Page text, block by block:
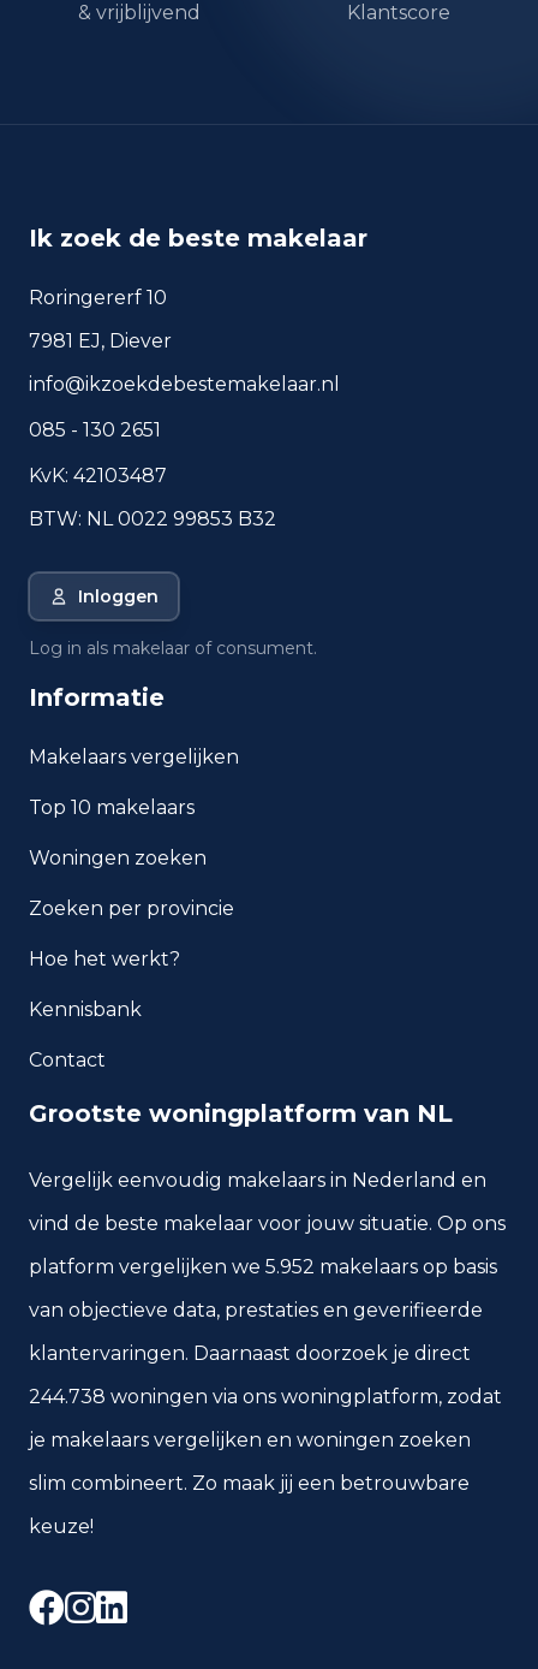
& vrijblijvend Klantscore
Ik zoek de beste makelaar
Roringererf 10
7981 EJ, Diever
info@ikzoekdebestemakelaar.nl
085 - 130 2651
KvK: 42103487
BTW: NL 0022 99853 B32
Inloggen
Log in als makelaar of consument.
Informatie
Makelaars vergelijken
Top 10 makelaars
Woningen zoeken
Zoeken per provincie
Hoe het werkt?
Kennisbank
Contact
Grootste woningplatform van NL
Vergelijk eenvoudig makelaars in Nederland en
vind de beste makelaar voor jouw situatie. Op ons
platform vergelijken we 5.952 makelaars op basis
van objectieve data, prestaties en geverifieerde
klantervaringen. Daarnaast doorzoek je direct
244.738 woningen via ons woningplatform, zodat
je makelaars vergelijken en woningen zoeken
slim combineert. Zo maak jij een betrouwbare
keuze!
Facebook
Instagram
LinkedIn